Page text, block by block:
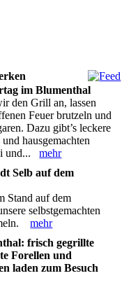
im Blumenthal
den Grill an, lassen
Feuer brutzeln und
Dazu gibt’s leckere
hausgemachten
und...mehr
Selb auf dem
Stand auf dem
selbstgemachten
mehr
frisch gegrillte
Forellen und
laden zum Besuch